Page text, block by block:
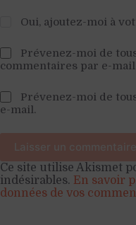
Oui, ajoutez-moi à
Prévenez-moi de
commentaires par e-mail.
Prévenez-moi de
e-mail.
Laisser un commentaire
Ce site utilise Akismet
indésirables. En savoir
données de vos